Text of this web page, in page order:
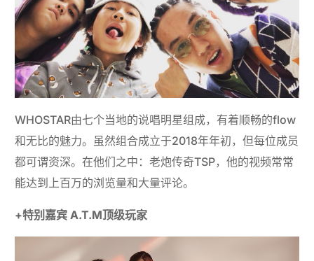
WHOSTAR由七个当地的说唱明星组成，有着顺畅的flow
和无比的魅力。虽然组合成立于2018年年初，但每位成员
都可谓资深。在他们之中：老炮传奇TSP，他的视频常常
能达到上百万的浏览量和大量评论。
+特别嘉宾 A.T.M顶级玩家